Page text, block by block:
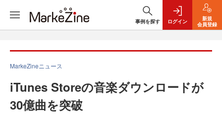
事例を探す ログイン
新規
会員登録
MarkeZineニュース
iTunes Storeの音楽ダウンロードが
30億曲を突破